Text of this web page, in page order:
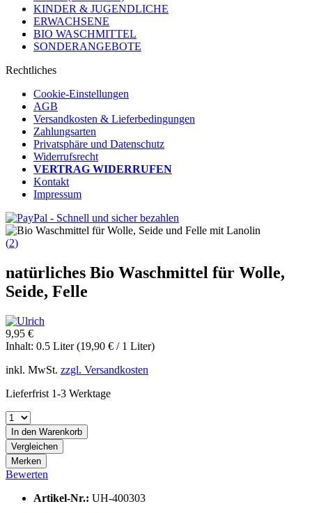
KINDER & JUGENDLICHE
ERWACHSENE
BIO WASCHMITTEL
SONDERANGEBOTE
Rechtliches
Cookie-Einstellungen
AGB
Versandkosten & Lieferbedingungen
Zahlungsarten
Privatsphäre und Datenschutz
Widerrufsrecht
VERTRAG WIDERRUFEN
Kontakt
Impressum
(2)
natürliches Bio Waschmittel für Wolle,
Seide, Felle
9,95 €
Inhalt: 0.5 Liter (19,90 € / 1 Liter)
inkl. MwSt. zzgl. Versandkosten
Lieferfrist 1-3 Werktage
In den Warenkorb
Vergleichen
Merken
Bewerten
Artikel-Nr.: UH-400303